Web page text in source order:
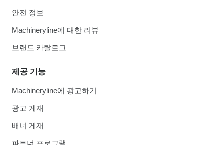
안전 정보
Machineryline에 대한 리뷰
브랜드 카탈로그
제공 기능
Machineryline에 광고하기
광고 게재
배너 게재
파트너 프로그램